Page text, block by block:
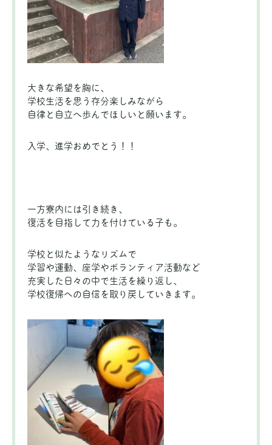
大きな希望を胸に、
学校生活を思う存分楽しみながら
自律と自立へ歩んでほしいと願います。
入学、進学おめでとう！！
一方寮内には引き続き、
復活を目指して力を付けている子も。
学校と似たようなリズムで
学習や運動、座学やボランティア活動など
充実した日々の中で生活を繰り返し、
学校復帰への自信を取り戻していきます。